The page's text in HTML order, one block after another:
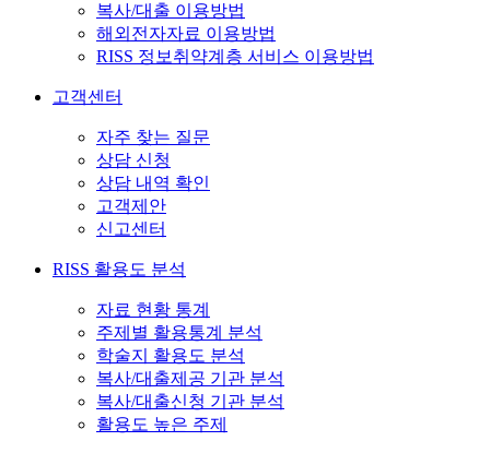
복사/대출 이용방법
해외전자자료 이용방법
RISS 정보취약계층 서비스 이용방법
고객센터
자주 찾는 질문
상담 신청
상담 내역 확인
고객제안
신고센터
RISS 활용도 분석
자료 현황 통계
주제별 활용통계 분석
학술지 활용도 분석
복사/대출제공 기관 분석
복사/대출신청 기관 분석
활용도 높은 주제